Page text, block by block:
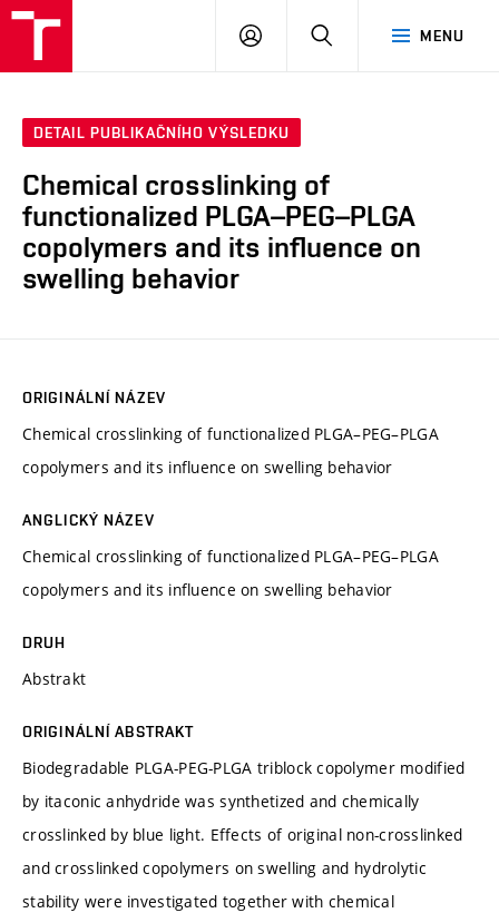
MENU
PŘIHLÁSIT
DETAIL PUBLIKAČNÍHO VÝSLEDKU
Chemical crosslinking of
functionalized PLGA–PEG–PLGA
copolymers and its influence on
swelling behavior
ORIGINÁLNÍ NÁZEV
Chemical crosslinking of functionalized PLGA–PEG–PLGA
copolymers and its influence on swelling behavior
ANGLICKÝ NÁZEV
Chemical crosslinking of functionalized PLGA–PEG–PLGA
copolymers and its influence on swelling behavior
DRUH
Abstrakt
ORIGINÁLNÍ ABSTRAKT
Biodegradable PLGA-PEG-PLGA triblock copolymer modified
by itaconic anhydride was synthetized and chemically
crosslinked by blue light. Effects of original non-crosslinked
and crosslinked copolymers on swelling and hydrolytic
stability were investigated together with chemical